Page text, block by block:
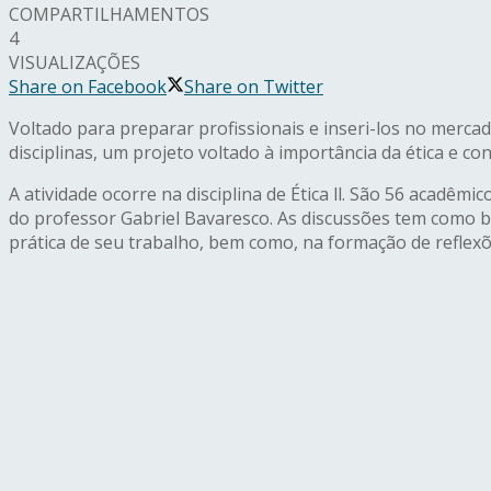
COMPARTILHAMENTOS
4
VISUALIZAÇÕES
Share on Facebook
Share on Twitter
Voltado para preparar profissionais e inseri-los no
disciplinas, um projeto voltado à importância da ética e
A atividade ocorre na disciplina de Ética ll. São 56
do professor Gabriel Bavaresco. As discussões tem
prática de seu trabalho, bem como, na formação de